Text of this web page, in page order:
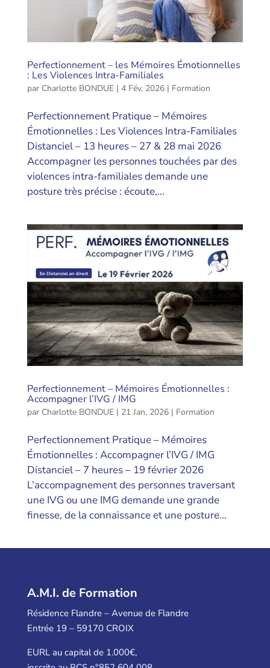
Perfectionnement – les Mémoires Émotionnelles
: Les Violences Intra-Familiales
par Charlotte BONDUE| 4 Fév, 2026| Formation
Perfectionnement Pratique – Mémoires
Émotionnelles : Les Violences Intra-Familiales
Distanciel – 13 heures – 27 & 28 mai 2026
Accompagner les personnes touchées par des
violences intra-familiales demande une
posture très précise : écoute,...
Perfectionnement – Mémoires Émotionnelles :
Accompagner l’IVG / IMG
par Charlotte BONDUE| 21 Jan, 2026| Formation
Perfectionnement Pratique – Mémoires
Émotionnelles : Accompagner l’IVG / IMG
Distanciel – 7 heures – 19 février 2026
L’accompagnement des personnes traversant
une IVG ou une IMG demande une grande
finesse, de la connaissance et une posture...
A.M.I. de Formation
Résidence Flandre – Avenue de Flandre
Entrée 19 – 59170 CROIX
EURL au capital de 1.000€,